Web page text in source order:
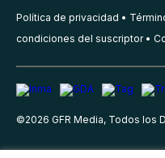
Política de privacidad
condiciones del suscriptor
©2026 GFR Media, Todos los